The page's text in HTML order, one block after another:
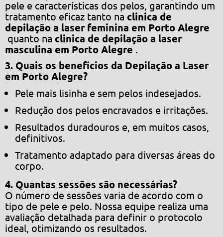
pele e características dos pelos, garantindo um
tratamento eficaz tanto na clinica de
depilação a laser feminina em Porto Alegre
quanto na clinica de depilação a laser
masculina em Porto Alegre .
3. Quais os benefícios da Depilação a Laser
em Porto Alegre?
Pele mais lisinha e sem pelos indesejados.
Redução dos pelos encravados e irritações.
Resultados duradouros e, em muitos casos,
definitivos.
Tratamento adaptado para diversas áreas do
corpo.
4. Quantas sessões são necessárias?
O número de sessões varia de acordo com o
tipo de pele e pelo. Nossa equipe realiza uma
avaliação detalhada para definir o protocolo
ideal, otimizando os resultados.